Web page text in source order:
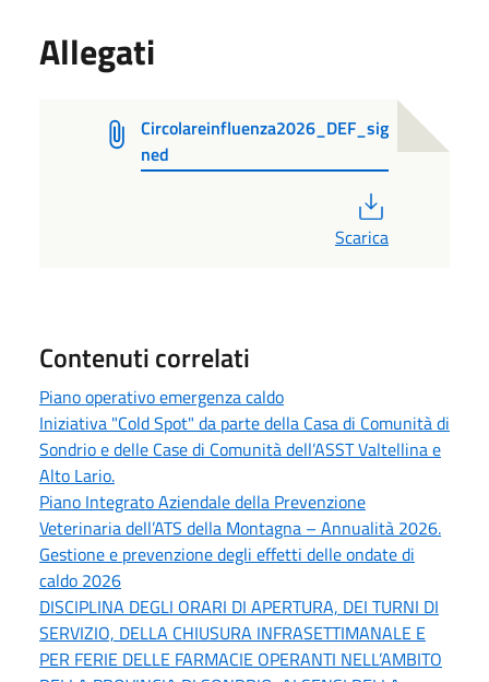
Allegati
Circolareinfluenza2026_DEF_sig
ned
Scarica
Contenuti correlati
Piano operativo emergenza caldo
Iniziativa "Cold Spot" da parte della Casa di Comunità di
Sondrio e delle Case di Comunità dell’ASST Valtellina e
Alto Lario.
Piano Integrato Aziendale della Prevenzione
Veterinaria dell’ATS della Montagna – Annualità 2026.
Gestione e prevenzione degli effetti delle ondate di
caldo 2026
DISCIPLINA DEGLI ORARI DI APERTURA, DEI TURNI DI
SERVIZIO, DELLA CHIUSURA INFRASETTIMANALE E
PER FERIE DELLE FARMACIE OPERANTI NELL’AMBITO